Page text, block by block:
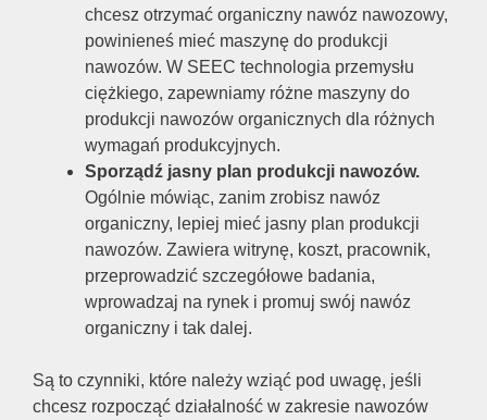
chcesz otrzymać organiczny nawóz nawozowy,
powinieneś mieć maszynę do produkcji
nawozów. W SEEC technologia przemysłu
ciężkiego, zapewniamy różne maszyny do
produkcji nawozów organicznych dla różnych
wymagań produkcyjnych.
Sporządź jasny plan produkcji nawozów.
Ogólnie mówiąc, zanim zrobisz nawóz
organiczny, lepiej mieć jasny plan produkcji
nawozów. Zawiera witrynę, koszt, pracownik,
przeprowadzić szczegółowe badania,
wprowadzaj na rynek i promuj swój nawóz
organiczny i tak dalej.
Są to czynniki, które należy wziąć pod uwagę, jeśli
chcesz rozpocząć działalność w zakresie nawozów